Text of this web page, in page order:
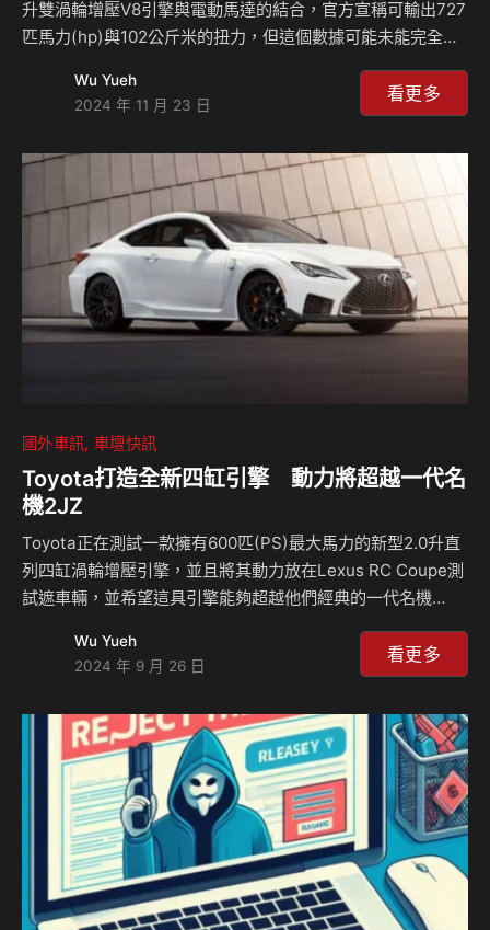
升雙渦輪增壓V8引擎與電動馬達的結合，官方宣稱可輸出727
匹馬力(hp)與102公斤米的扭力，但這個數據可能未能完全反
現，根據美國IND Distribution近期公布的動力測試影片顯
示，這款超級轎車可能擁有多達820匹的輸出表現，這讓人感
增壓引擎，搭配上整合在八速自排變速箱內的電動馬達，在理
論上，這樣的配置已經讓 M5的性能達到豪華轎車的頂尖水
準，但根據過往BMW的習慣來看，低報馬力數字是非常正常
的，尤其在性能M款車…
Wu Yueh
2024 年 11 月 23 日
看更多
國外車訊 車壇快訊
Toyota打造全新四缸引擎 動力將超越一代名
機2JZ
Toyota正在測試一款擁有600匹(PS)最大馬力的新型2.0升直
列四缸渦輪增壓引擎，並且將其動力放在Lexus RC Coupe測
試遮車輛，並希望這具引擎能夠超越他們經典的一代名機
關注，不僅因為其驚人的輸出表現，還因為它可能代表著
Toyota未來高性能引擎的發展方向，預計該2.0升引擎將會在
以支援油電以及PHEV插電式動力，也可以使用生質燃料，讓
它們有望在傳統引擎被逐步淘汰後繼續存在。 這款600匹馬力
的2.0升渦輪增壓引擎現在與六速手排變速箱配合使用，展現
Toyota在…
Wu Yueh
2024 年 9 月 26 日
看更多